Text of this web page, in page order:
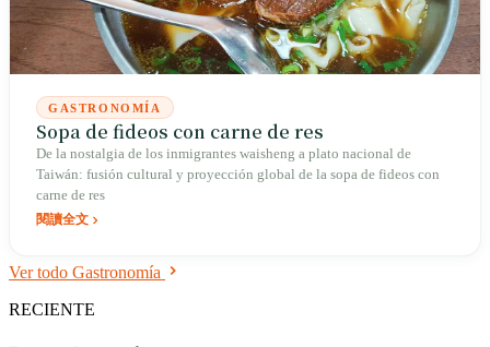
GASTRONOMÍA
Sopa de fideos con carne de res
De la nostalgia de los inmigrantes waisheng a plato nacional de
Taiwán: fusión cultural y proyección global de la sopa de fideos con
carne de res
閱讀全文
Ver todo Gastronomía
RECIENTE